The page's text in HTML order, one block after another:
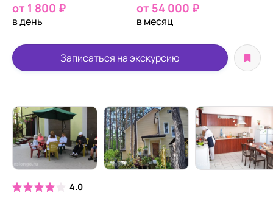
от 1 800 ₽
в день
от 54 000 ₽
в месяц
Записаться на экскурсию
4.0